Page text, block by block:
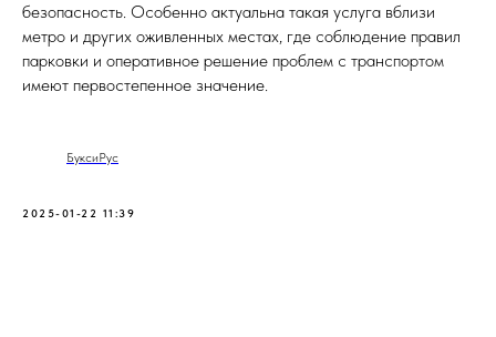
безопасность. Особенно актуальна такая услуга вблизи
метро и других оживленных местах, где соблюдение правил
парковки и оперативное решение проблем с транспортом
имеют первостепенное значение.
БуксиРус
2025-01-22 11:39